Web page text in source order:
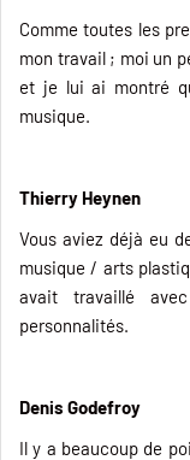
Comme toutes les
mon travail ; moi un
et je lui ai montré
musique.
Thierry Heynen
Vous aviez déjà eu
musique / arts
avait travaillé
personnalités.
Denis Godefroy
Il y a beaucoup de